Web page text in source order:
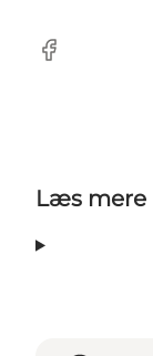
Facebook
Læs mere